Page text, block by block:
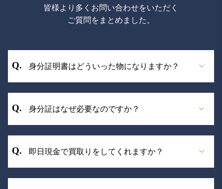
皆様より多くお問い合わせをいただく
ご質問をまとめました。
身分証明書はどういった物になりますか？
年月日が記載された有効期限内のものに限りま
す）
運転免許証、運転経歴証明書、在留カード、特
別永住者証明書、マイナンバーカード、障害者
たします。
身分証はなぜ必要なのですか？
による本人確認が必要となっています。
即日現金で買取りをしてくれますか？